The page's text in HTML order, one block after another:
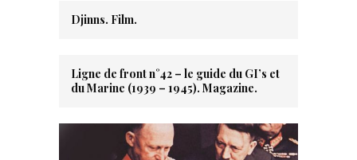
Djinns. Film.
Ligne de front n°42 – le guide du GI’s et
du Marine (1939 – 1945). Magazine.